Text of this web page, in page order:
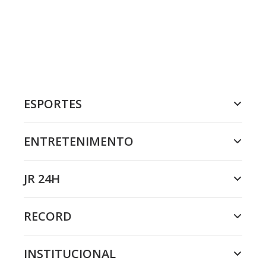
ESPORTES
ENTRETENIMENTO
JR 24H
RECORD
INSTITUCIONAL